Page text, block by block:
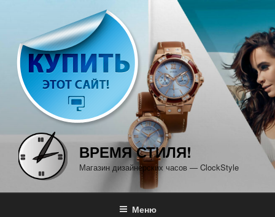
содержимому
ВРЕМЯ СТИЛЯ!
Магазин дизайнерских часов — ClockStyle
Меню